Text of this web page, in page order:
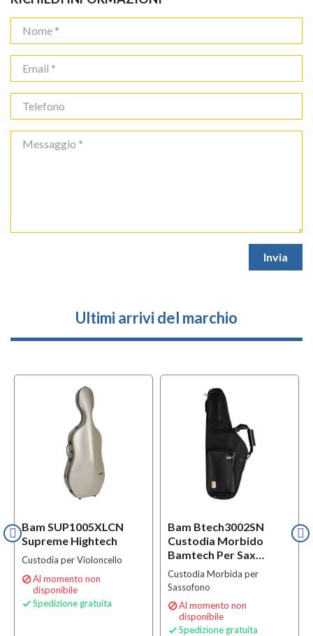
Ultimi arrivi del marchio
Bam SUP1005XLCN
Supreme Hightech
Custodia per Violoncello
Al momento non
disponibile
 Spedizione gratuita
Bam Btech3002SN
Custodia Morbido
Bamtech Per Sax
Tenore
Custodia Morbida per
Sassofono
Al momento non
disponibile
 Spedizione gratuita